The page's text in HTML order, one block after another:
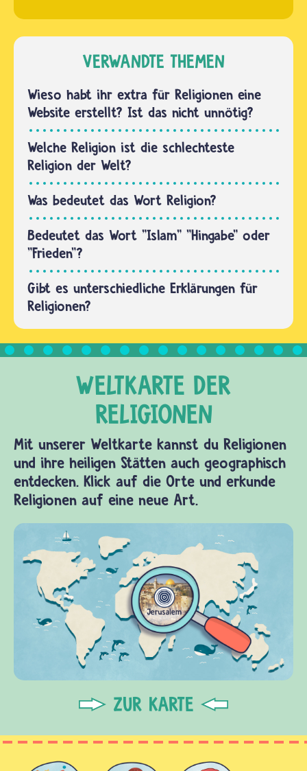
sie selbst
dürfen.…
Als
Weltreligionen
gelten
Judentum
und
Christentum,
der
Islam,
Hinduismus
und
Buddhismus.
…
VERWANDTE THEMEN
Wieso habt ihr extra für Religionen eine
Website erstellt? Ist das nicht unnötig?
Welche Religion ist die schlechteste
Religion der Welt?
Was bedeutet das Wort Religion?
Bedeutet das Wort "Islam" "Hingabe" oder
"Frieden"?
Gibt es unterschiedliche Erklärungen für
Religionen?
Mit unserer Weltkarte kannst du Religionen
und ihre heiligen Stätten auch geographisch
entdecken. Klick auf die Orte und erkunde
Religionen auf eine neue Art.
ZUR KARTE